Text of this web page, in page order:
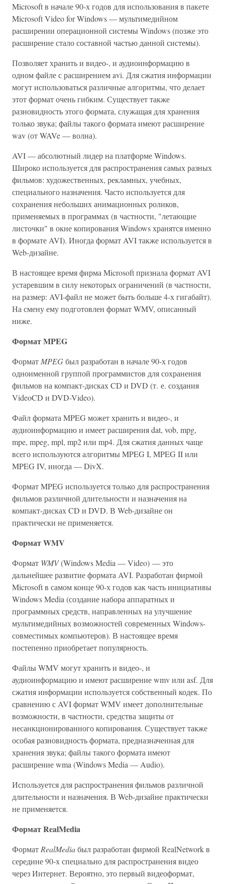
Microsoft в начале 90-х годов для использования в пакете
Microsoft Video for Windows — мультимедийном
расширении операционной системы Windows (позже это
расширение стало составной частью данной системы).
Позволяет хранить и видео-, и аудиоинформацию в
одном файле с расширением avi. Для сжатия информации
могут использоваться различные алгоритмы, что делает
этот формат очень гибким. Существует также
разновидность этого формата, служащая для хранения
только звука; файлы такого формата имеют расширение
wav (от WAVe — волна).
AVI — абсолютный лидер на платформе Windows.
Широко используется для распространения самых разных
фильмов: художественных, рекламных, учебных,
специального назначения. Часто используется для
сохранения небольших анимационных роликов,
применяемых в программах (в частности, "летающие
листочки" в окне копирования Windows хранятся именно
в формате AVI). Иногда формат AVI также используется в
Web-дизайне.
В настоящее время фирма Microsoft признала формат AVI
устаревшим в силу некоторых ограничений (в частности,
на размер: AVI-файл не может быть больше 4-х гигабайт).
На смену ему подготовлен формат WMV, описанный
ниже.
Формат MPEG
Формат MPEGбыл разработан в начале 90-х годов
одноименной группой программистов для сохранения
фильмов на компакт-дисках CD и DVD (т. е. создания
VideoCD и DVD-Video).
Файл формата MPEG может хранить и видео-, и
аудиоинформацию и имеет расширения dat, vob, mpg,
mpe, mpeg, mpl, mp2 или mp4. Для сжатия данных чаще
всего используются алгоритмы MPEG I, MPEG II или
MPEG IV, иногда — DivX.
Формат MPEG используется только для распространения
фильмов различной длительности и назначения на
компакт-дисках CD и DVD. В Web-дизайне он
практически не применяется.
Формат WMV
Формат WMV(Windows Media — Video) — это
дальнейшее развитие формата AVI. Разработан фирмой
Microsoft в самом конце 90-х годов как часть инициативы
Windows Media (создание набора аппаратных и
программных средств, направленных на улучшение
мультимедийных возможностей современных Windows-
совместимых компьютеров). В настоящее время
постепенно приобретает популярность.
Файлы WMV могут хранить и видео-, и
аудиоинформацию и имеют расширение wmv или asf. Для
сжатия информации используется собственный кодек. По
сравнению с AVI формат WMV имеет дополнительные
возможности, в частности, средства защиты от
несанкционированного копирования. Существует также
особая разновидность формата, предназначенная для
хранения звука; файлы такого формата имеют
расширение wma (Windows Media — Audio).
Используется для распространения фильмов различной
длительности и назначения. В Web-дизайне практически
не применяется.
Формат RealMedia
Формат RealMediaбыл разработан фирмой RealNetwork в
середине 90-х специально для распространения видео
через Интернет. Вероятно, это первый видеоформат,